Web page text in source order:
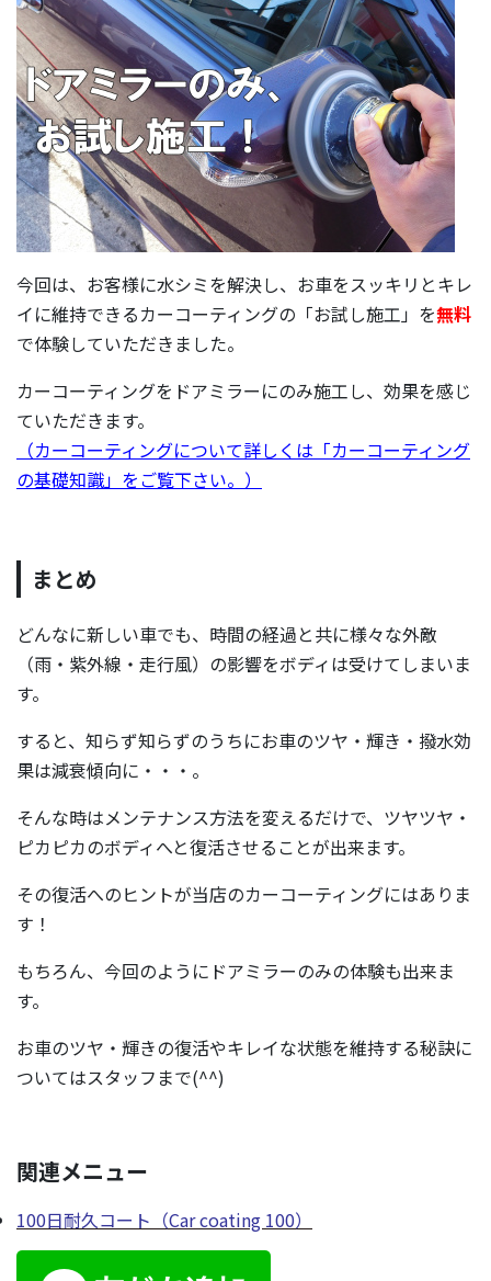
今回は、お客様に水シミを解決し、お車をスッキリとキレ
イに維持できるカーコーティングの「お試し施工」を無料
で体験していただきました。
カーコーティングをドアミラーにのみ施工し、効果を感じ
ていただきます。
（カーコーティングについて詳しくは「カーコーティング
の基礎知識」をご覧下さい。）
まとめ
どんなに新しい車でも、時間の経過と共に様々な外敵
（雨・紫外線・走行風）の影響をボディは受けてしまいま
す。
すると、知らず知らずのうちにお車のツヤ・輝き・撥水効
果は減衰傾向に・・・。
そんな時はメンテナンス方法を変えるだけで、ツヤツヤ・
ピカピカのボディへと復活させることが出来ます。
その復活へのヒントが当店のカーコーティングにはありま
す！
もちろん、今回のようにドアミラーのみの体験も出来ま
す。
お車のツヤ・輝きの復活やキレイな状態を維持する秘訣に
ついてはスタッフまで(^^)
関連メニュー
100日耐久コート（Car coating 100）